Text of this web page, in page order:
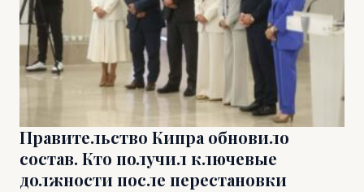
Правительство Кипра обновило
состав. Кто получил ключевые
должности после перестановки